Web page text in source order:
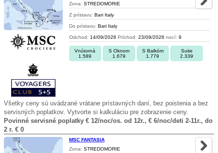
Zona: STREDOMORIE
Z prístavu: Bari Italy
Do prístavu: Bari Italy
Odchod: 14/09/2026 Príchod: 23/09/2026 nocí: 9
Vnútorná
1.589
S Oknom
1.679
S Balkóm
1.779
Suite
2.339
Všetky ceny sú uvádzané vrátane prístavných daní, bez poistenia a bez
servisných poplatkov. Vytvorte si kalkuláciu pre zobrazenie ceny.
Povinné servisné poplatky € 12/noc/os. od 12r., € 6/noc/deti 2-11r., do
2 r. € 0
MSC FANTASIA
Zona: STREDOMORIE